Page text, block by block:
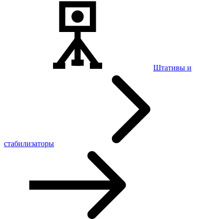
Штативы и
стабилизаторы